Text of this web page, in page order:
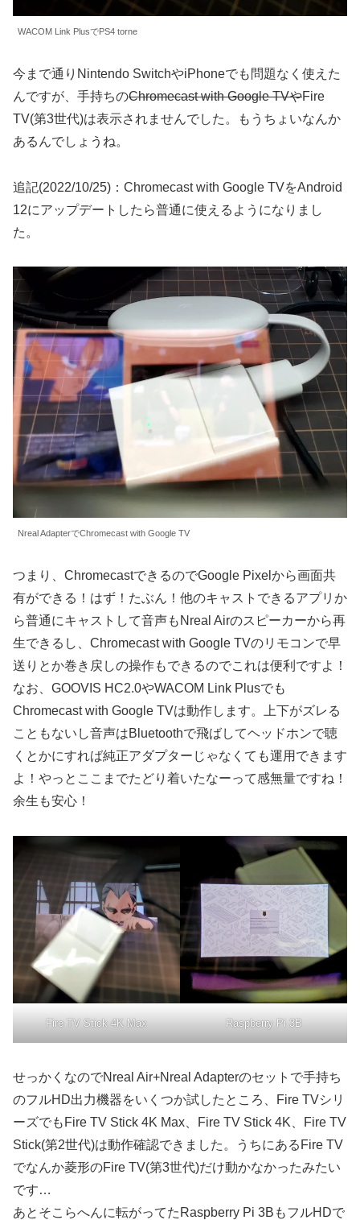
WACOM Link PlusでPS4 torne
今まで通りNintendo SwitchやiPhoneでも問題なく使えた
んですが、手持ちのChromecast with Google TVやFire
TV(第3世代)は表示されませんでした。もうちょいなんか
あるんでしょうね。
追記(2022/10/25)：Chromecast with Google TVをAndroid
12にアップデートしたら普通に使えるようになりまし
た。
Nreal AdapterでChromecast with Google TV
つまり、ChromecastできるのでGoogle Pixelから画面共
有ができる！はず！たぶん！他のキャストできるアプリか
ら普通にキャストして音声もNreal Airのスピーカーから再
生できるし、Chromecast with Google TVのリモコンで早
送りとか巻き戻しの操作もできるのでこれは便利ですよ！
なお、GOOVIS HC2.0やWACOM Link Plusでも
Chromecast with Google TVは動作します。上下がズレる
こともないし音声はBluetoothで飛ばしてヘッドホンで聴
くとかにすれば純正アダプターじゃなくても運用できます
よ！やっとここまでたどり着いたなーって感無量ですね！
余生も安心！
Fire TV Stick 4K Max Raspberry Pi 3B
せっかくなのでNreal Air+Nreal Adapterのセットで手持ち
のフルHD出力機器をいくつか試したところ、Fire TVシリ
ーズでもFire TV Stick 4K Max、Fire TV Stick 4K、Fire TV
Stick(第2世代)は動作確認できました。うちにあるFire TV
でなんか菱形のFire TV(第3世代)だけ動かなかったみたい
です…
あとそこらへんに転がってたRaspberry Pi 3BもフルHDで